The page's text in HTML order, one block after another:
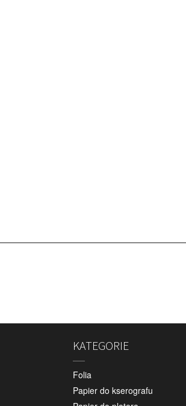
KATEGORIE
Folia
Papier do kserografu